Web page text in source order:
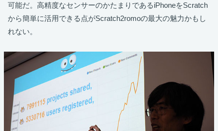
可能だ。高精度なセンサーのかたまりであるiPhoneをScratch
から簡単に活用できる点がScratch2romoの最大の魅力かもし
れない。